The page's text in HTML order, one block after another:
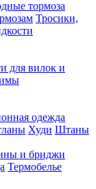
тормоза
Тросики,
для вилок и
одежда
Худи Штаны
и бриджи
Термобелье